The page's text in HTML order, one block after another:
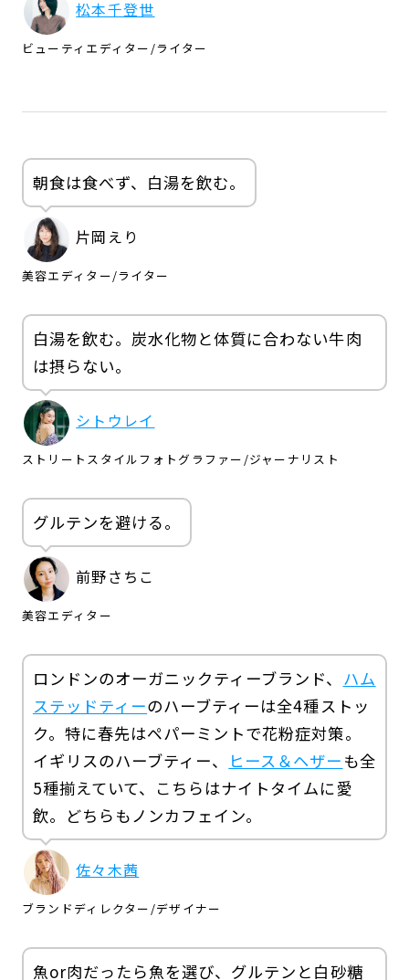
松本千登世
ビューティエディター /ライター
朝食は食べず、白湯を飲む。
片岡えり
美容エディター/ライター
白湯を飲む。炭水化物と体質に合わない牛肉
は摂らない。
シトウレイ
ストリートスタイルフォトグラファー/ジャーナリスト
グルテンを避ける。
前野さちこ
美容エディター
ロンドンのオーガニックティーブランド、 ハム
ステッドティーのハーブティーは全4種ストッ
ク。特に春先はペパーミントで花粉症対策。
イギリスのハーブティー、
ヒース＆ヘザー も全
5種揃えていて、こちらはナイトタイムに愛
飲。どちらもノンカフェイン。
佐々木茜
ブランドディレクター /デザイナー
魚or肉だったら魚を選び、グルテンと白砂糖